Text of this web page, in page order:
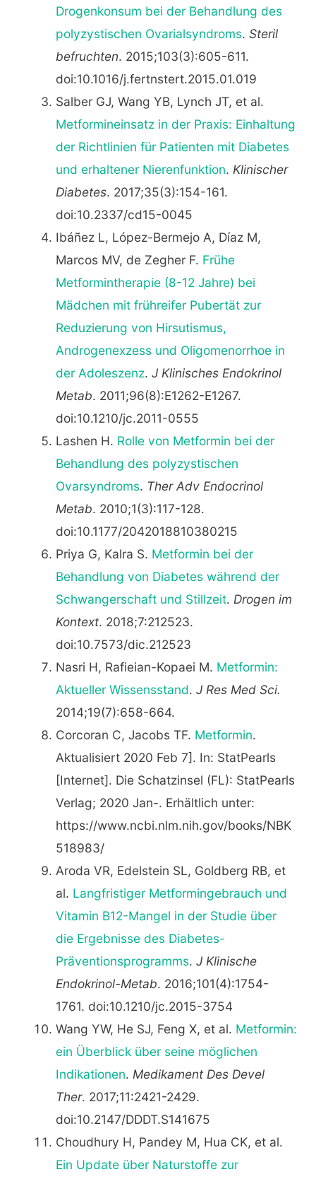
Drogenkonsum bei der Behandlung des
polyzystischen Ovarialsyndroms. Steril
befruchten. 2015;103(3):605-611.
doi:10.1016/j.fertnstert.2015.01.019
Salber GJ, Wang YB, Lynch JT, et al.
Metformineinsatz in der Praxis: Einhaltung
der Richtlinien für Patienten mit Diabetes
und erhaltener Nierenfunktion. Klinischer
Diabetes. 2017;35(3):154-161.
doi:10.2337/cd15-0045
Ibáñez L, López-Bermejo A, Díaz M,
Marcos MV, de Zegher F. Frühe
Metformintherapie (8-12 Jahre) bei
Mädchen mit frühreifer Pubertät zur
Reduzierung von Hirsutismus,
Androgenexzess und Oligomenorrhoe in
der Adoleszenz. J Klinisches Endokrinol
Metab. 2011;96(8):E1262-E1267.
doi:10.1210/jc.2011-0555
Lashen H. Rolle von Metformin bei der
Behandlung des polyzystischen
Ovarsyndroms. Ther Adv Endocrinol
Metab. 2010;1(3):117-128.
doi:10.1177/2042018810380215
Priya G, Kalra S. Metformin bei der
Behandlung von Diabetes während der
Schwangerschaft und Stillzeit. Drogen im
Kontext. 2018;7:212523.
doi:10.7573/dic.212523
Nasri H, Rafieian-Kopaei M. Metformin:
Aktueller Wissensstand. J Res Med Sci.
2014;19(7):658-664.
Corcoran C, Jacobs TF. Metformin.
Aktualisiert 2020 Feb 7]. In: StatPearls
[Internet]. Die Schatzinsel (FL): StatPearls
Verlag; 2020 Jan-. Erhältlich unter:
https://www.ncbi.nlm.nih.gov/books/NBK
518983/
Aroda VR, Edelstein SL, Goldberg RB, et
al. Langfristiger Metformingebrauch und
Vitamin B12-Mangel in der Studie über
die Ergebnisse des Diabetes-
Präventionsprogramms. J Klinische
Endokrinol-Metab. 2016;101(4):1754-
1761. doi:10.1210/jc.2015-3754
Wang YW, He SJ, Feng X, et al. Metformin:
ein Überblick über seine möglichen
Indikationen. Medikament Des Devel
Ther. 2017;11:2421-2429.
doi:10.2147/DDDT.S141675
Choudhury H, Pandey M, Hua CK, et al.
Ein Update über Naturstoffe zur